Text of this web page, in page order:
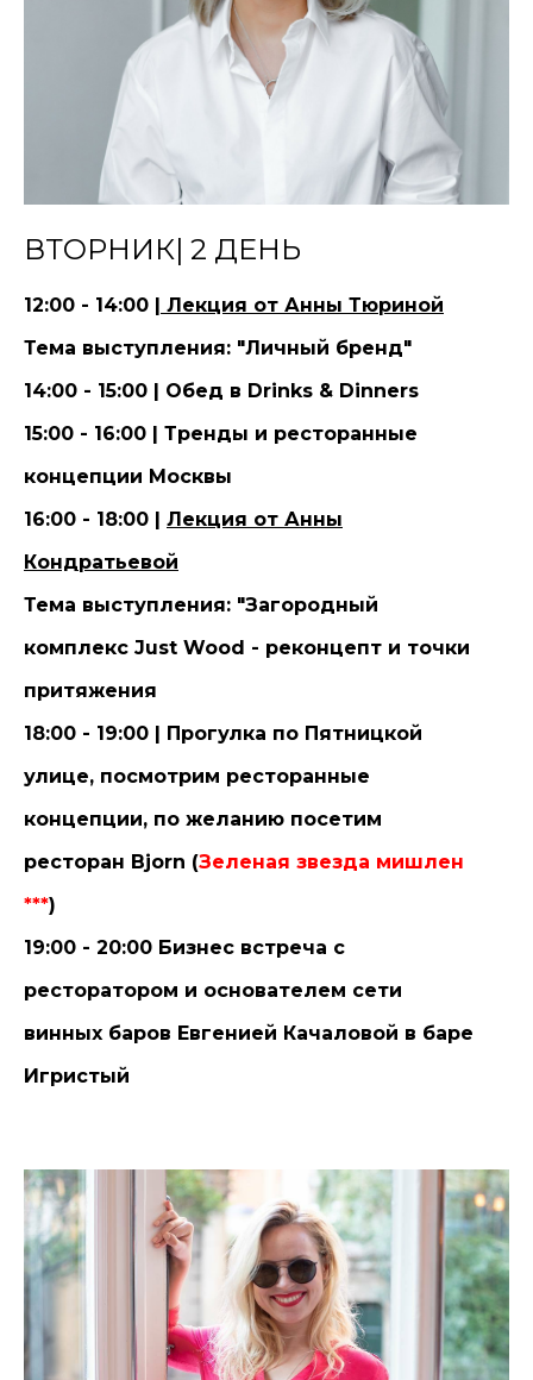
ВТОРНИК| 2 ДЕНЬ
12:00 - 14:00 | Лекция от Анны Тюриной
Тема выступления: "Личный бренд"
14:00 - 15:00 | Обед в Drinks & Dinners
15:00 - 16:00 | Тренды и ресторанные
концепции Москвы
16:00 - 18:00 | Лекция от Анны
Кондратьевой
Тема выступления: "Загородный
комплекс Just Wood - реконцепт и точки
притяжения
18:00 - 19:00 | Прогулка по Пятницкой
улице, посмотрим ресторанные
концепции, по желанию посетим
ресторан Bjorn (Зеленая звезда мишлен
***)
19:00 - 20:00 Бизнес встреча с
ресторатором и основателем сети
винных баров Евгенией Качаловой в баре
Игристый